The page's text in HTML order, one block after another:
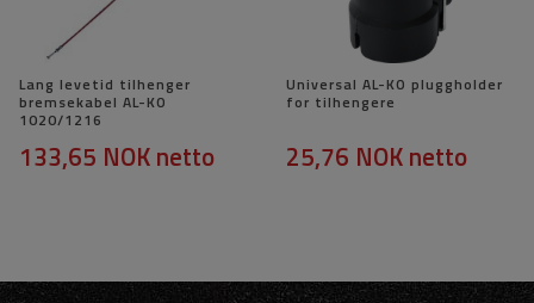
Lang levetid tilhenger
bremsekabel AL-KO
1020/1216
133,65 NOKnetto
Universal AL-KO pluggholder
for tilhengere
25,76 NOKnetto